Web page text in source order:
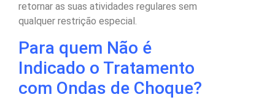
retornar as suas atividades regulares sem
qualquer restrição especial.
Para quem Não é
Indicado o Tratamento
com Ondas de Choque?